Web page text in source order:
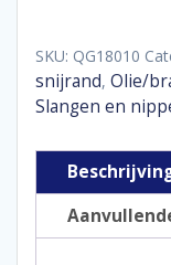
aantal
SKU: QG18010
snijrand, Olie/
Slangen en